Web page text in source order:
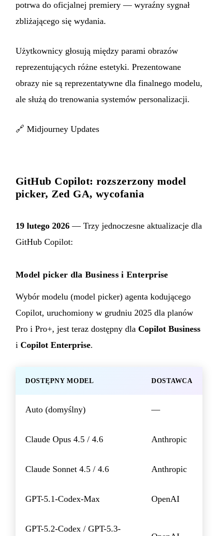
potrwa do oficjalnej premiery — wyraźny sygnał
zbliżającego się wydania.
Użytkownicy głosują między parami obrazów
reprezentujących różne estetyki. Prezentowane
obrazy nie są reprezentatywne dla finalnego modelu,
ale służą do trenowania systemów personalizacji.
🔗 Midjourney Updates
GitHub Copilot: rozszerzony model
picker, Zed GA, wycofania
19 lutego 2026 — Trzy jednoczesne aktualizacje dla
GitHub Copilot:
Model picker dla Business i Enterprise
Wybór modelu (model picker) agenta kodującego
Copilot, uruchomiony w grudniu 2025 dla planów
Pro i Pro+, jest teraz dostępny dla Copilot Business
i Copilot Enterprise.
DOSTĘPNY MODEL DOSTAWCA
Auto (domyślny) —
Claude Opus 4.5 / 4.6 Anthropic
Claude Sonnet 4.5 / 4.6 Anthropic
GPT-5.1-Codex-Max OpenAI
GPT-5.2-Codex / GPT-5.3-